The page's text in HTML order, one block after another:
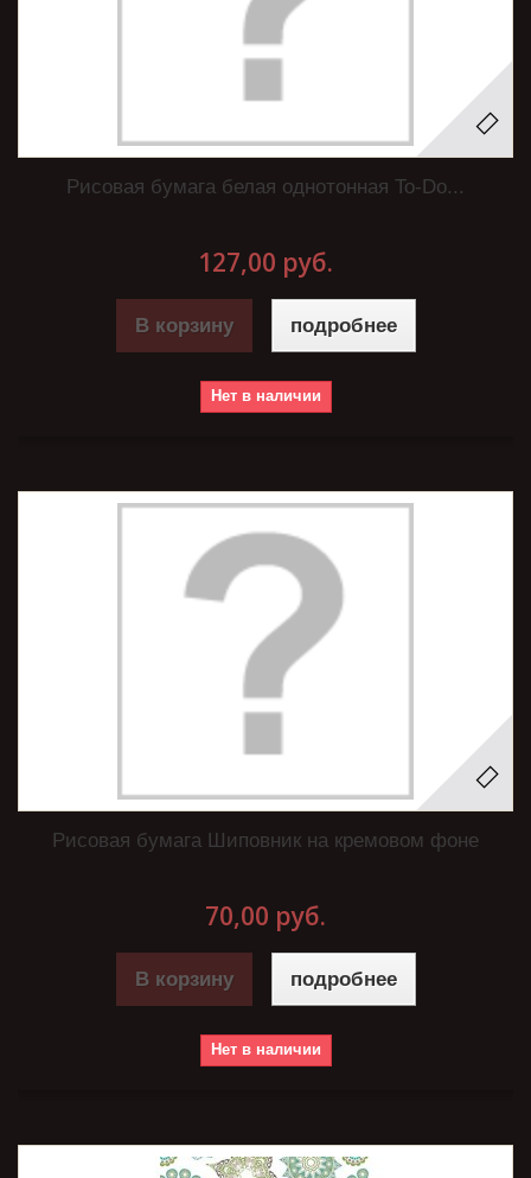
Рисовая бумага белая однотонная To-Do...
127,00 руб.
В корзину подробнее
Нет в наличии
Рисовая бумага Шиповник на кремовом фоне
70,00 руб.
В корзину подробнее
Нет в наличии